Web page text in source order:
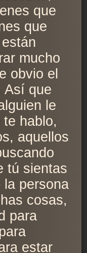
que
que
mucho
obvio el
Así que
le
hablo,
aquellos
tú sientas
la persona
cosas,
para
estar